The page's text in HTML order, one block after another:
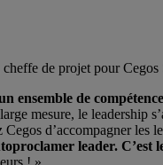
de projet pour
ensemble de
mesure, le leadership
d’accompagner les
leader. C’est
! ».